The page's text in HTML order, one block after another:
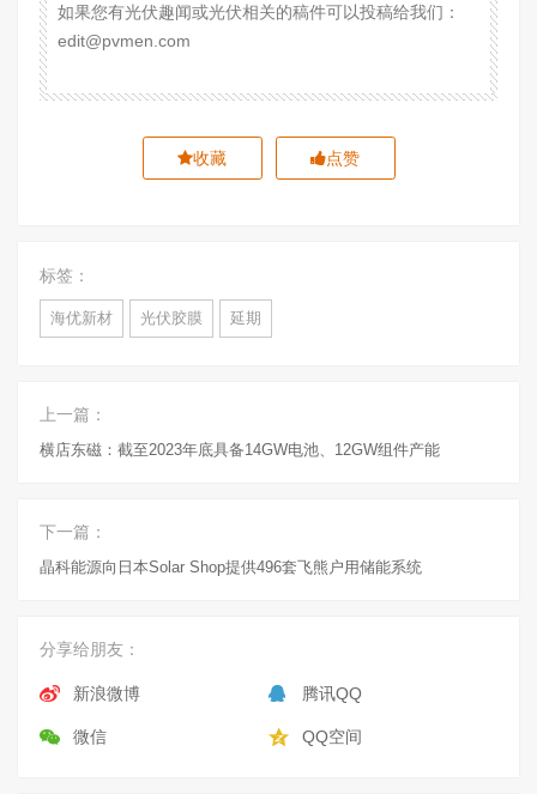
如果您有光伏趣闻或光伏相关的稿件可以投稿给我们：
edit@pvmen.com
收藏 点赞
标签：
海优新材 光伏胶膜 延期
上一篇：
横店东磁：截至2023年底具备14GW电池、12GW组件产能
下一篇：
晶科能源向日本Solar Shop提供496套飞熊户用储能系统
分享给朋友：
新浪微博 腾讯QQ
微信 QQ空间